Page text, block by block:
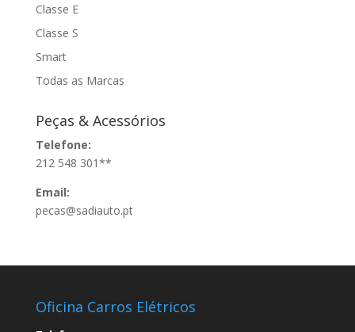
Classe E
Classe S
Smart
Todas as Marcas
Peças & Acessórios
Telefone:
212 548 301**
Email:
pecas@sadiauto.pt
Oficina Carros Elétricos